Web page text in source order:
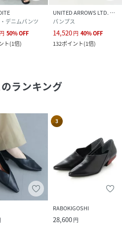
デニムパンツ
円 50%OFF
ト(1倍)
UNITED ARROWS LTD. OUTLET
パンプス
14,520円 40%OFF
132ポイント(1倍)
のランキング
3
RABOKIGOSHI
28,600円